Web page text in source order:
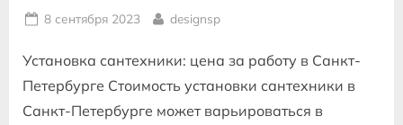
Posted
8 сентября 2023 By
designsp
Установка сантехники: цена за работу в Санкт-
Петербурге Стоимость установки сантехники в
Санкт-Петербурге может варьироваться в